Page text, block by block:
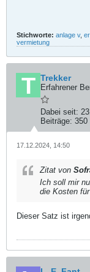
Stichworte: anlage v,
vermietung
Trekker
Erfahrener
Dabei seit:
Beiträge: 350
17.12.2024, 14:50
Zitat von
Ich soll mir
die Kosten
Dieser Satz ist